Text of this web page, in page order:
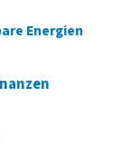
Energien